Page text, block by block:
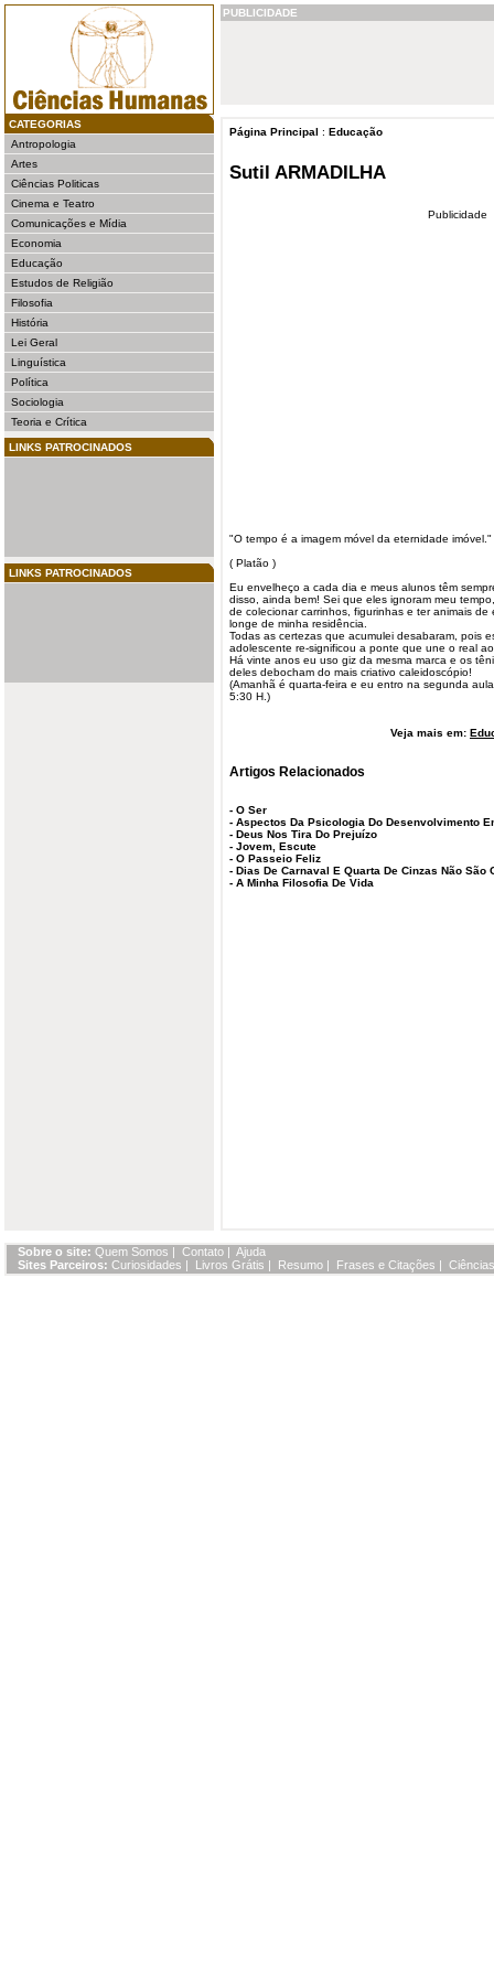
CATEGORIAS
Antropologia
Artes
Ciências Politicas
Cinema e Teatro
Comunicações e Mídia
Economia
Educação
Estudos de Religião
Filosofia
História
Lei Geral
Linguística
Política
Sociologia
Teoria e Crítica
LINKS PATROCINADOS
LINKS PATROCINADOS
PUBLICIDADE
Página Principal : Educação
Sutil ARMADILHA
Publicidade
"O tempo é a imagem móvel da eternidade imóvel."
( Platão )
Eu envelheço a cada dia e meus alunos têm
disso, ainda bem! Sei que eles ignoram meu
de colecionar carrinhos, figurinhas e ter animais de
longe de minha residência.
Todas as certezas que acumulei desabaram, pois
adolescente re-significou a ponte que une o real
Há vinte anos eu uso giz da mesma marca e os
deles debocham do mais criativo caleidoscópio!
(Amanhã é quarta-feira e eu entro na segunda
5:30 H.)
Veja mais em:
Artigos Relacionados
- O Ser
- Aspectos Da Psicologia Do Desenvolvimento
- Deus Nos Tira Do Prejuízo
- Jovem, Escute
- O Passeio Feliz
- Dias De Carnaval E Quarta De Cinzas Não São
- A Minha Filosofia De Vida
Sobre o site: Quem Somos | Contato | Ajuda
Sites Parceiros: Curiosidades | Livros Grátis | Resumo | Frases e Citações |